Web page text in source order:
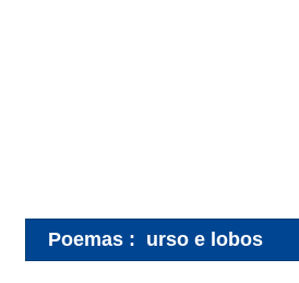
Poemas : urso e lobos